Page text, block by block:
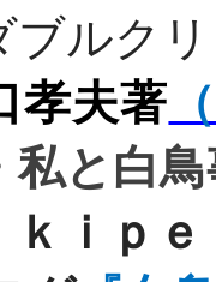
ブルク
孝夫著
私と白
ｅｄ